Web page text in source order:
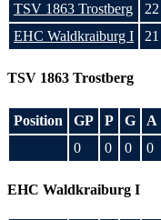
TSV 1863 Trostberg
22
EHC Waldkraiburg I
21
TSV 1863 Trostberg
Position GP P G A
0
0 0 0
EHC Waldkraiburg I